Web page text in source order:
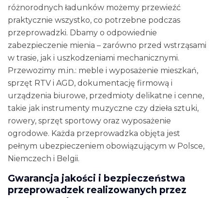
różnorodnych ładunków możemy przewieźć
praktycznie wszystko, co potrzebne podczas
przeprowadzki. Dbamy o odpowiednie
zabezpieczenie mienia – zarówno przed wstrząsami
w trasie, jak i uszkodzeniami mechanicznymi.
Przewozimy m.in.: meble i wyposażenie mieszkań,
sprzęt RTV i AGD, dokumentację firmową i
urządzenia biurowe, przedmioty delikatne i cenne,
takie jak instrumenty muzyczne czy dzieła sztuki,
rowery, sprzęt sportowy oraz wyposażenie
ogrodowe. Każda przeprowadzka objęta jest
pełnym ubezpieczeniem obowiązującym w Polsce,
Niemczech i Belgii.
Gwarancja jakości i bezpieczeństwa
przeprowadzek realizowanych przez